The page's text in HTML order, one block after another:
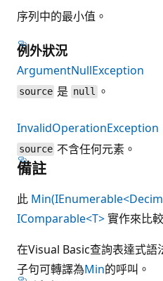
序列中的最小值。
例外狀況
ArgumentNullException
source 是 null 。
InvalidOperationException
source 不含任何元素。
備註
此
IComparable<T>實作來比
在Visual Basic查詢表達式語
子句可轉譯為Min的呼叫。